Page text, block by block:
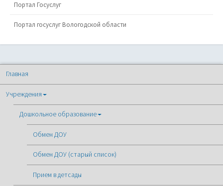
Портал Госуслуг
Портал госуслуг Вологодской области
Главная
Учреждения
Дошкольное образование
Обмен ДОУ
Обмен ДОУ (старый список)
Прием в детсады